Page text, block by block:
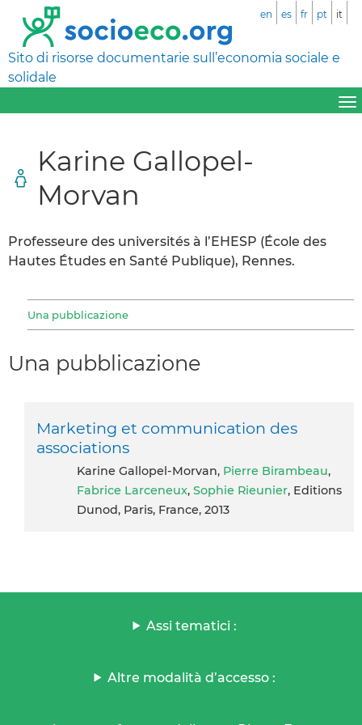
Sito di risorse documentarie sull’economia sociale e
solidale
en es fr pt it
Karine Gallopel-
Morvan
Professeure des universités à l’EHESP (École des
Hautes Études en Santé Publique), Rennes.
Una pubblicazione
Una pubblicazione
Marketing et communication des
associations
Karine Gallopel-Morvan, Pierre Birambeau,
Fabrice Larceneux, Sophie Rieunier, Editions
Dunod, Paris, France, 2013
Assi tematici :
Altre modalità d’accesso :